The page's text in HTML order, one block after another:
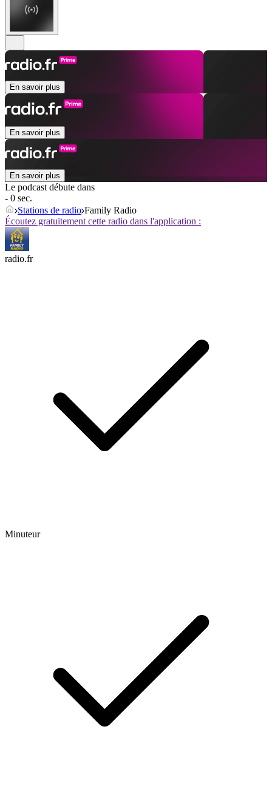
En savoir plus
En savoir plus
En savoir plus
Le podcast débute dans
- 0 sec.
Stations de radio Family Radio
Écoutez gratuitement cette radio dans l'application :
radio.fr
Minuteur